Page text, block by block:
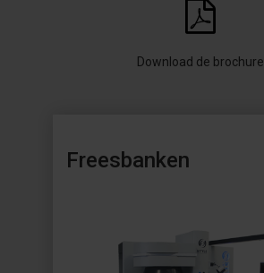
Download de brochure
Freesbanken